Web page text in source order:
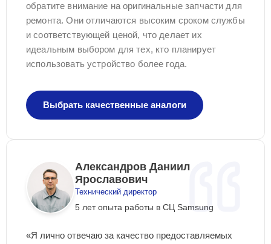
обратите внимание на оригинальные запчасти для
ремонта. Они отличаются высоким сроком службы
и соответствующей ценой, что делает их
идеальным выбором для тех, кто планирует
использовать устройство более года.
Выбрать качественные аналоги
Александров Даниил
Ярославович
Технический директор
5 лет опыта работы в СЦ Samsung
«Я лично отвечаю за качество предоставляемых